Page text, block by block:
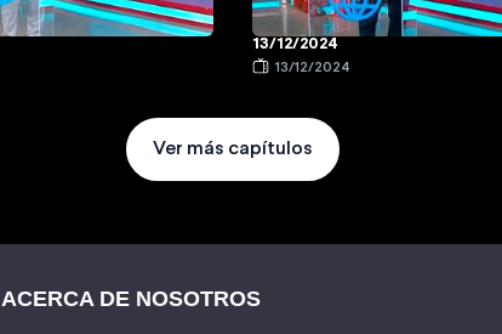
13/12/2024
13/12/2024
Ver más capítulos
ACERCA DE NOSOTROS